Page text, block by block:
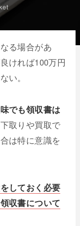
る場合があ
ければ100万円
い。
でも領収書は
取りや買取で
は特に意識を
しておく必要
収書について